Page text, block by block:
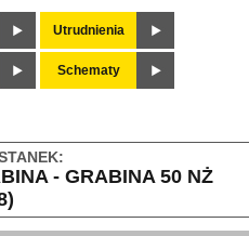
Utrudnienia
Schematy
- GRABINA 50 NŻ